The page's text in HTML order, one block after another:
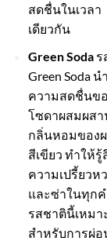
สดชื่นในเวลา
เดียวกัน
Green Sodaร
Green Soda น
ความสดชื่นข
โซดาผสมผส
กลิ่นหอมของ
สีเขียว ทำให้รู้
ความเปรี้ยวห
และซ่าในทุก
รสชาตินี้เหมา
สำหรับการผ่อ